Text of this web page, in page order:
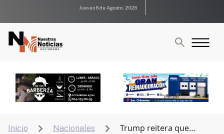
Jueves 6 de Agosto, 2026
Inicio  Nacionales 
Trump reitera que